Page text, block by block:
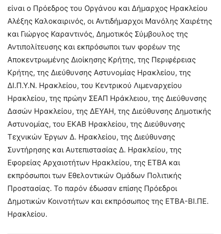
είναι ο Πρόεδρος του Οργάνου και Δήμαρχος Ηρακλείου
Αλέξης Καλοκαιρινός, οι Αντιδήμαρχοι Μανόλης Χαιρέτης
και Γιώργος Καραντινός, Δημοτικός Σύμβουλος της
Αντιπολίτευσης και εκπρόσωποι των φορέων της
Αποκεντρωμένης Διοίκησης Κρήτης, της Περιφέρειας
Κρήτης, της Διεύθυνσης Αστυνομίας Ηρακλείου, της
ΔΙ.Π.Υ.Ν. Ηρακλείου, του Κεντρικού Λιμεναρχείου
Ηρακλείου, της πρώην ΣΕΑΠ Ηράκλειου, της Διεύθυνσης
Δασών Ηρακλείου, της ΔΕΥΑΗ, της Διεύθυνσης Δημοτικής
Αστυνομίας, του ΕΚΑΒ Ηρακλείου, της Διεύθυνσης
Τεχνικών Έργων Δ. Ηρακλείου, της Διεύθυνσης
Συντήρησης και Αυτεπιστασίας Δ. Ηρακλείου, της
Εφορείας Αρχαιοτήτων Ηρακλείου, της ΕΤΒΑ και
εκπρόσωποι των Εθελοντικών Ομάδων Πολιτικής
Προστασίας. Το παρόν έδωσαν επίσης Πρόεδροι
Δημοτικών Κοινοτήτων και εκπρόσωπος της ΕΤΒΑ-ΒΙ.ΠΕ.
Ηρακλείου.